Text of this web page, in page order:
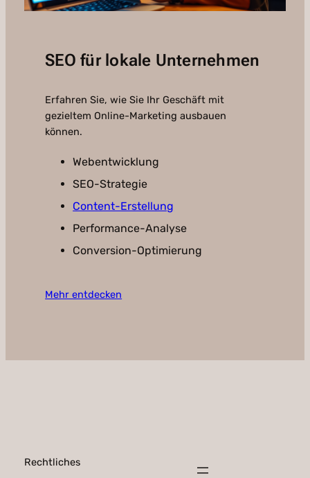
SEO für lokale Unternehmen
Erfahren Sie, wie Sie Ihr Geschäft mit
gezieltem Online-Marketing ausbauen
können.
Webentwicklung
SEO-Strategie
Content-Erstellung
Performance-Analyse
Conversion-Optimierung
Mehr entdecken
Rechtliches